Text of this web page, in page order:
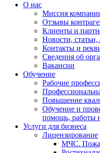
О нас
Миссия
Отзывы
Клиенты и
Новости, статьи,
Контакты и
Сведения об
Вакансии
Обучение
Рабочие
Повышение
Обучение и
помощь, работы
Услуги для бизнеса
Лицензирование
МЧС.